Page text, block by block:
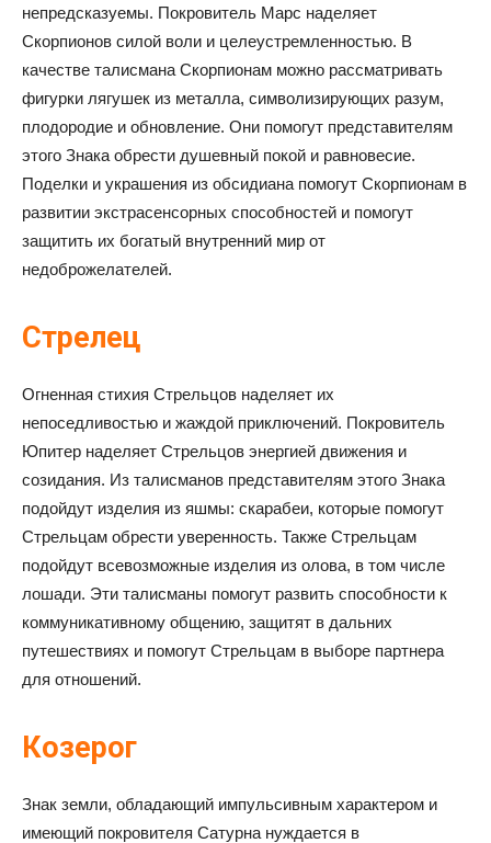
непредсказуемы. Покровитель Марс наделяет
Скорпионов силой воли и целеустремленностью. В
качестве талисмана Скорпионам можно рассматривать
фигурки лягушек из металла, символизирующих разум,
плодородие и обновление. Они помогут представителям
этого Знака обрести душевный покой и равновесие.
Поделки и украшения из обсидиана помогут Скорпионам в
развитии экстрасенсорных способностей и помогут
защитить их богатый внутренний мир от
недоброжелателей.
Стрелец
Огненная стихия Стрельцов наделяет их
непоседливостью и жаждой приключений. Покровитель
Юпитер наделяет Стрельцов энергией движения и
созидания. Из талисманов представителям этого Знака
подойдут изделия из яшмы: скарабеи, которые помогут
Стрельцам обрести уверенность. Также Стрельцам
подойдут всевозможные изделия из олова, в том числе
лошади. Эти талисманы помогут развить способности к
коммуникативному общению, защитят в дальних
путешествиях и помогут Стрельцам в выборе партнера
для отношений.
Козерог
Знак земли, обладающий импульсивным характером и
имеющий покровителя Сатурна нуждается в